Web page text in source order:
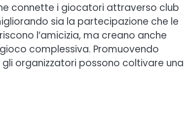
connette i giocatori attraverso club
sia la partecipazione che le
l’amicizia, ma creano anche
complessiva. Promuovendo
organizzatori possono coltivare una